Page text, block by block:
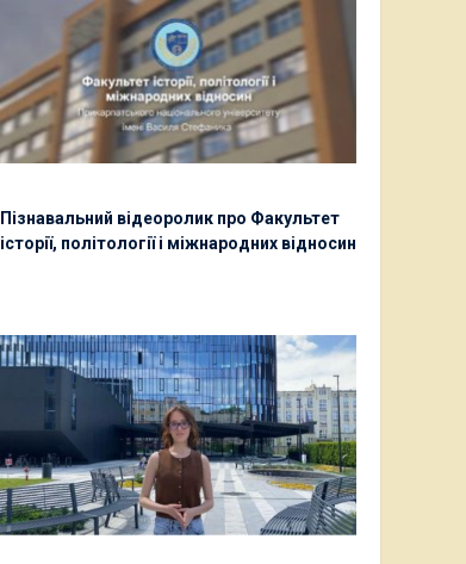
Пізнавальний відеоролик про Факультет
історії, політології і міжнародних відносин